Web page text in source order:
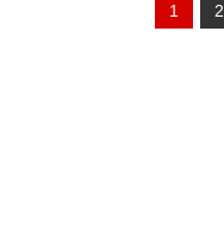
1 2